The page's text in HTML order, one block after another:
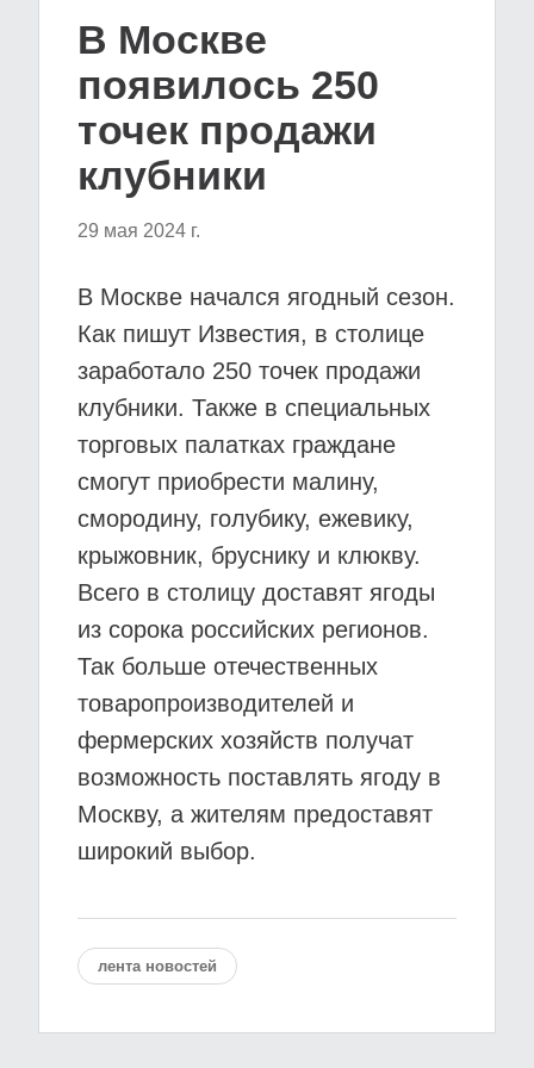
В Москве
появилось 250
точек продажи
клубники
29 мая 2024 г.
В Москве начался ягодный сезон.
Как пишут Известия, в столице
заработало 250 точек продажи
клубники. Также в специальных
торговых палатках граждане
смогут приобрести малину,
смородину, голубику, ежевику,
крыжовник, бруснику и клюкву.
Всего в столицу доставят ягоды
из сорока российских регионов.
Так больше отечественных
товаропроизводителей и
фермерских хозяйств получат
возможность поставлять ягоду в
Москву, а жителям предоставят
широкий выбор.
лента новостей